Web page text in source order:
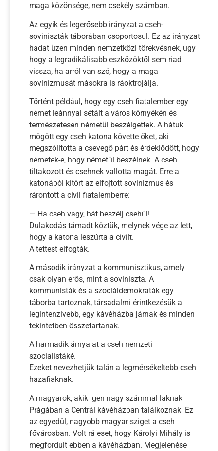
maga közönsége, nem csekély számban.
Az egyik és legerősebb irányzat a cseh-
soviniszták táborában csoportosul. Ez az irányzat
hadat üzen minden nemzetközi törekvésnek, ugy
hogy a legradikálisabb eszközöktől sem riad
vissza, ha arról van szó, hogy a maga
sovinizmusát másokra is ráoktrojálja.
Történt például, hogy egy cseh fiatalember egy
német leánnyal sétált a város környékén és
természetesen németül beszélgettek. A hátuk
mögött egy cseh katona követte őket, aki
megszólitotta a csevegő párt és érdeklődött, hogy
németek-e, hogy németül beszélnek. A cseh
tiltakozott és csehnek vallotta magát. Erre a
katonából kitört az elfojtott sovinizmus és
rárontott a civil fiatalemberre:
— Ha cseh vagy, hát beszélj csehül!
Dulakodás támadt köztük, melynek vége az lett,
hogy a katona leszúrta a civilt.
A tettest elfogták.
A második irányzat a kommunisztikus, amely
csak olyan erős, mint a soviniszta. A
kommunisták és a szociáldemokraták egy
táborba tartoznak, társadalmi érintkezésük a
legintenzivebb, egy kávéházba járnak és minden
tekintetben összetartanak.
A harmadik árnyalat a cseh nemzeti
szocialistáké.
Ezeket nevezhetjük talán a legmérsékeltebb cseh
hazafiaknak.
A magyarok, akik igen nagy számmal laknak
Prágában a Centrál kávéházban találkoznak. Ez
az egyedül, nagyobb magyar sziget a cseh
fővárosban. Volt rá eset, hogy Károlyi Mihály is
megfordult ebben a kávéházban. Megjelenése